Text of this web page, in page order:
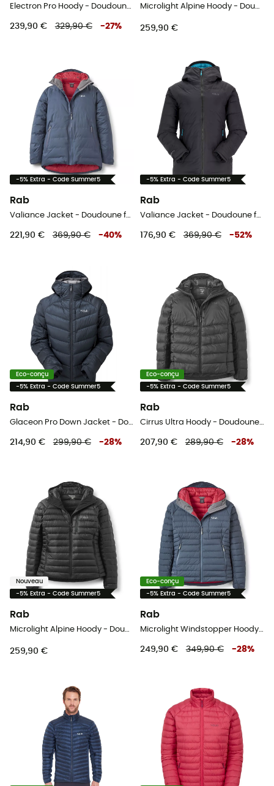
Electron Pro Hoody - Doudoune homme
239,90 € 329,90 € -27%
Microlight Alpine Hoody - Doudoune femme
259,90 €
-5% Extra - Code Summer5
Rab
Valiance Jacket - Doudoune femme
221,90 € 369,90 € -40%
-5% Extra - Code Summer5
Rab
Valiance Jacket - Doudoune femme
176,90 € 369,90 € -52%
Eco-conçu
-5% Extra - Code Summer5
Rab
Glaceon Pro Down Jacket - Doudoune homme
214,90 € 299,90 € -28%
Eco-conçu
-5% Extra - Code Summer5
Rab
Cirrus Ultra Hoody - Doudoune homme
207,90 € 289,90 € -28%
Nouveau
-5% Extra - Code Summer5
Rab
Microlight Alpine Hoody - Doudoune femme
259,90 €
Eco-conçu
-5% Extra - Code Summer5
Rab
Microlight Windstopper Hoody - Doudoune femme
249,90 € 349,90 € -28%